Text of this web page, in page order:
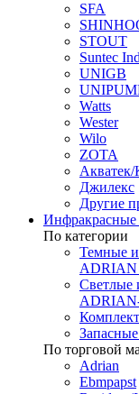
SFA
STOUT
Suntec
UNIGB
Watts
Wester
Wilo
ZOTA
Акватек/
Джилекс
Другие
Инфракрасные
По категории
Темные
ADRIAN
Светлые
По торговой
Adrian
Ebmpapst